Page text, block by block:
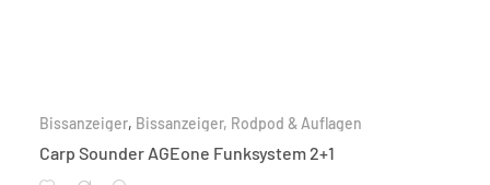
Bissanzeiger, Bissanzeiger, Rodpod & Auflagen
Carp Sounder AGEone Funksystem 2+1